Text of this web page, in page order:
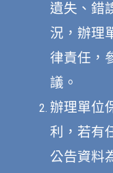
遺失、錯
況，辦理
律責任，
議。
辦理單位
利，若有
公告資料